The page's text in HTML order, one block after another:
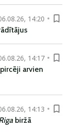
14:20
14:17
arvien
14:13
biržā